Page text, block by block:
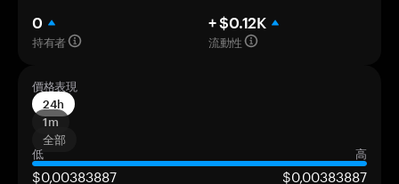
0
持有者
+ $0.12K
流動性
價格表現
24h
1m
全部
低
高
$0,00383887 $0,00383887